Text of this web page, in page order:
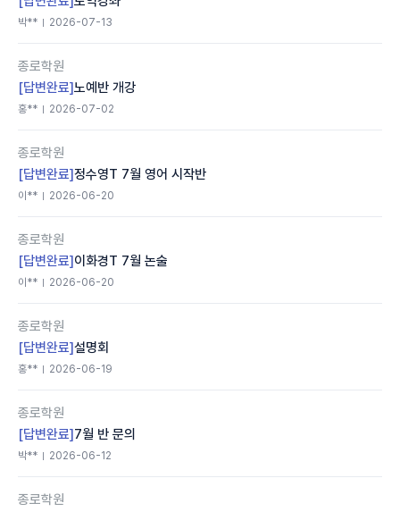
박** 2026-07-13
종로학원
[답변완료]노예반 개강
홍** 2026-07-02
종로학원
[답변완료]정수영T 7월 영어 시작반
이** 2026-06-20
종로학원
[답변완료] 이화경T 7월 논술
이** 2026-06-20
종로학원
[답변완료]설명회
홍** 2026-06-19
종로학원
[답변완료] 7월 반 문의
박** 2026-06-12
종로학원